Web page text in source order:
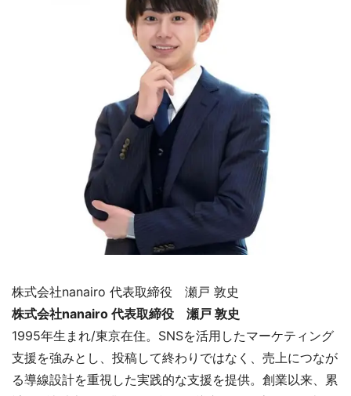
株式会社nanairo 代表取締役 瀬戸 敦史
株式会社nanairo 代表取締役 瀬戸 敦史
1995年生まれ/東京在住。SNSを活用したマーケティング
支援を強みとし、投稿して終わりではなく、売上につなが
る導線設計を重視した実践的な支援を提供。創業以来、累